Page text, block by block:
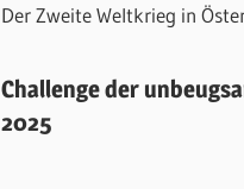
Der Zweite Weltkrieg in
Challenge der
2025